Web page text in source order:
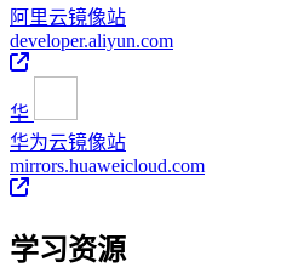
阿里云镜像站
developer.aliyun.com
华
华为云镜像站
mirrors.huaweicloud.com
学习资源